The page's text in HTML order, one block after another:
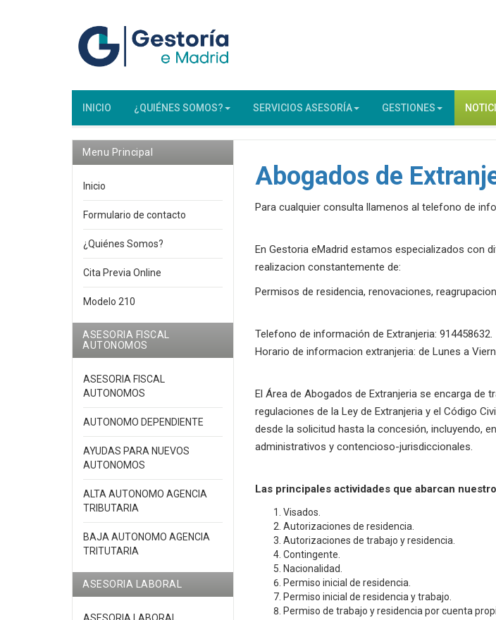
INICIO ¿QUIÉNES SOMOS? SERVICIOS ASESORÍA GESTIONES
Abogados de
Para cualquier consulta llamenos al telefono de
En Gestoria eMadrid estamos especializados con
realizacion constantemente de:
Permisos de residencia, renovaciones,
Telefono de información de Extranjeria: 914458632.
Horario de informacion extranjeria: de Lunes a
El Área de Abogados de Extranjeria se encarga de
regulaciones de la Ley de Extranjeria y el Código
desde la solicitud hasta la concesión, incluyendo,
administrativos y contencioso-jurisdiccionales.
Las principales actividades que abarcan
Visados.
Autorizaciones de residencia.
Autorizaciones de trabajo y residencia.
Contingente.
Nacionalidad.
Permiso inicial de residencia.
Permiso inicial de residencia y trabajo.
Permiso de trabajo y residencia por cuenta
Menu Principal
Inicio
Formulario de contacto
¿Quiénes Somos?
Cita Previa Online
Modelo 210
ASESORIA FISCAL
AUTONOMOS
ASESORIA FISCAL
AUTONOMOS
AUTONOMO DEPENDIENTE
AYUDAS PARA NUEVOS
AUTONOMOS
ALTA AUTONOMO AGENCIA
TRIBUTARIA
BAJA AUTONOMO AGENCIA
TRITUTARIA
ASESORIA LABORAL